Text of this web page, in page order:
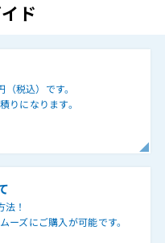
ド
税込）です。
りになります。
！
ーズにご購入が可能です。